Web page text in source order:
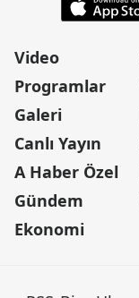
Video
Programlar
Galeri
Canlı Yayın
A Haber Özel
Gündem
Ekonomi